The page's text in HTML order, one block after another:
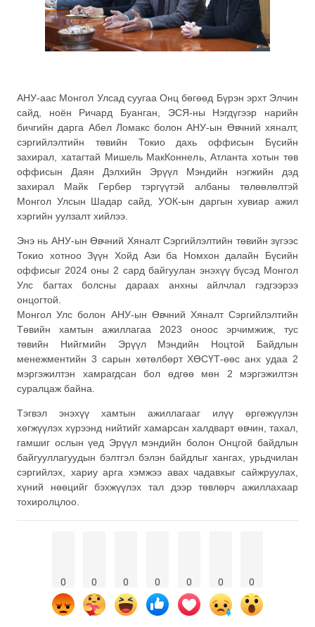
АНУ-аас Монгол Улсад суугаа Онц бөгөөд Бүрэн эрхт Элчин
сайд, ноён Ричард Буанган, ЭСЯ-ны Нэгдүгээр нарийн
бичгийн дарга Абел Ломакс болон АНУ-ын Өвчний хяналт,
сэргийлэлтийн төвийн Токио дахь оффисын Бүсийн
захирал, хатагтай Мишель МакКоннель, Атланта хотын төв
оффисын Даян Дэлхийн Эрүүл Мэндийн нэгжийн дэд
захирал Майк Гербер тэргүүтэй албаны төлөөлөлтэй
Монгол Улсын Шадар сайд, УОК-ын даргын хувиар ажил
хэргийн уулзалт хийлээ.
Энэ нь АНУ-ын Өвчний Хяналт Сэргийлэлтийн төвийн зүгээс
Токио хотноо Зүүн Хойд Ази ба Номхон далайн Бүсийн
оффисыг 2024 оны 2 сард байгуулан энэхүү бүсэд Монгол
Улс багтах болсны дараах анхны айлчлал гэдгээрээ
онцогтой.
Монгол Улс болон АНУ-ын Өвчний Хяналт Сэргийлэлтийн
Төвийн хамтын ажиллагаа 2023 оноос эрчимжиж, тус
төвийн Нийгмийн Эрүүл Мэндийн Ноцтой Байдлын
менежментийн 3 сарын хөтөлбөрт ХӨСҮТ-өөс анх удаа 2
мэргэжилтэн хамрагдсан бол өдгөө мөн 2 мэргэжилтэн
суралцаж байна.
Тэгвэл энэхүү хамтын ажиллагааг илүү өргөжүүлэн
хөгжүүлэх хүрээнд нийтийг хамарсан халдварт өвчин, тахал,
гамшиг ослын үед Эрүүл мэндийн болон Онцгой байдлын
байгууллагуудын бэлтгэл бэлэн байдлыг хангах, урьдчилан
сэргийлэх, хариу арга хэмжээ авах чадавхыг сайжруулах,
хүний нөөцийг бэхжүүлэх тал дээр төвлөрч ажиллахаар
тохиролцлоо.
0 0 0 0 0 0 0